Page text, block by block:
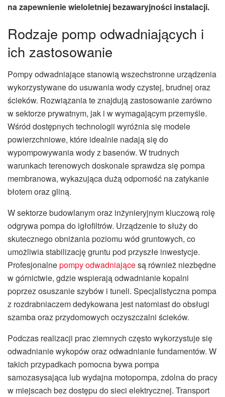
na zapewnienie wieloletniej bezawaryjności instalacji.
Rodzaje pomp odwadniających i
ich zastosowanie
Pompy odwadniające stanowią wszechstronne urządzenia
wykorzystywane do usuwania wody czystej, brudnej oraz
ścieków. Rozwiązania te znajdują zastosowanie zarówno
w sektorze prywatnym, jak i w wymagającym przemyśle.
Wśród dostępnych technologii wyróżnia się modele
powierzchniowe, które idealnie nadają się do
wypompowywania wody z basenów. W trudnych
warunkach terenowych doskonale sprawdza się pompa
membranowa, wykazująca dużą odporność na zatykanie
błotem oraz gliną.
W sektorze budowlanym oraz inżynieryjnym kluczową rolę
odgrywa pompa do igłofiltrów. Urządzenie to służy do
skutecznego obniżania poziomu wód gruntowych, co
umożliwia stabilizację gruntu pod przyszłe inwestycje.
Profesjonalnepompy odwadniającesą również niezbędne
w górnictwie, gdzie wspierają odwadnianie kopalni
poprzez osuszanie szybów i tuneli. Specjalistyczna pompa
z rozdrabniaczem dedykowana jest natomiast do obsługi
szamba oraz przydomowych oczyszczalni ścieków.
Podczas realizacji prac ziemnych często wykorzystuje się
odwadnianie wykopów oraz odwadnianie fundamentów. W
takich przypadkach pomocna bywa pompa
samozasysająca lub wydajna motopompa, zdolna do pracy
w miejscach bez dostępu do sieci elektrycznej. Transport